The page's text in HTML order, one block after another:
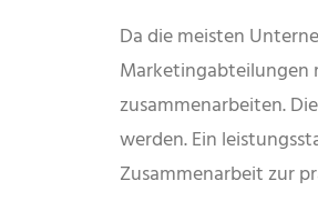
Da die meisten
Marketingabteilungen
zusammenarbeiten.
werden. Ein
Zusammenarbeit zur